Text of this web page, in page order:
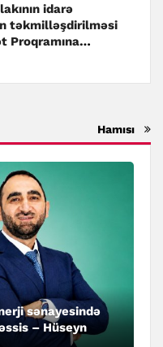
idarə
təkmilləşdirilməsi
Proqramına
Hamısı
sənayesində
– Hüseyn